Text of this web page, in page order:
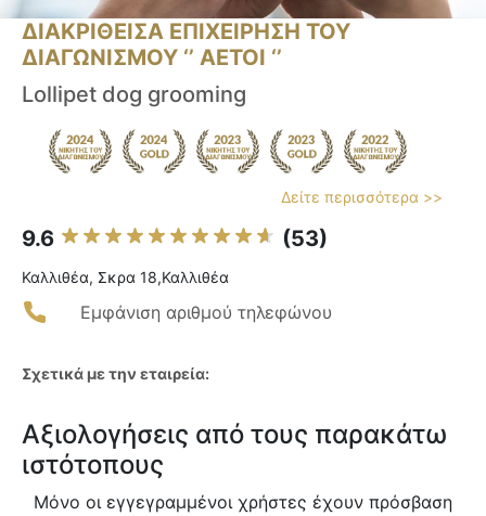
ΔΙΑΚΡΙΘΕΙΣΑ ΕΠΙΧΕΙΡΗΣΗ ΤΟΥ
ΔΙΑΓΩΝΙΣΜΟΥ ‘’ ΑΕΤΟΙ ‘’
Lollipet dog grooming
Δείτε περισσότερα >>
9.6 (53)
Καλλιθέα, Σκρα 18,Καλλιθέα
Εμφάνιση αριθμού τηλεφώνου
Σχετικά με την εταιρεία:
Αξιολογήσεις από τους παρακάτω
ιστότοπους
Μόνο οι εγγεγραμμένοι χρήστες έχουν πρόσβαση